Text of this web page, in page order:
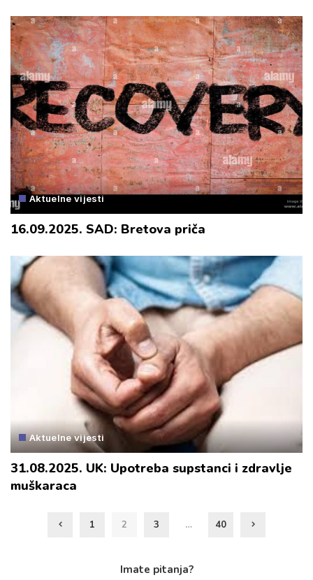
Aktuelne vijesti
16.09.2025. SAD: Bretova priča
Aktuelne vijesti
31.08.2025. UK: Upotreba supstanci i zdravlje
muškaraca
1 2 3 … 40
Imate pitanja?